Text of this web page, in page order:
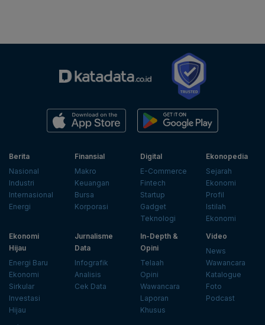
Berita
Nasional
Industri
Internasional
Energi
Finansial
Makro
Keuangan
Bursa
Korporasi
Digital
E-Commerce
Fintech
Startup
Gadget
Teknologi
Ekonopedia
Sejarah
Ekonomi
Profil
Istilah
Ekonomi
Ekonomi
Hijau
Energi Baru
Ekonomi
Sirkular
Investasi
Hijau
Jurnalisme
Data
Infografik
Analisis
Cek Data
In-Depth &
Opini
Telaah
Opini
Wawancara
Laporan
Khusus
Video
News
Wawancara
Katalogue
Foto
Podcast